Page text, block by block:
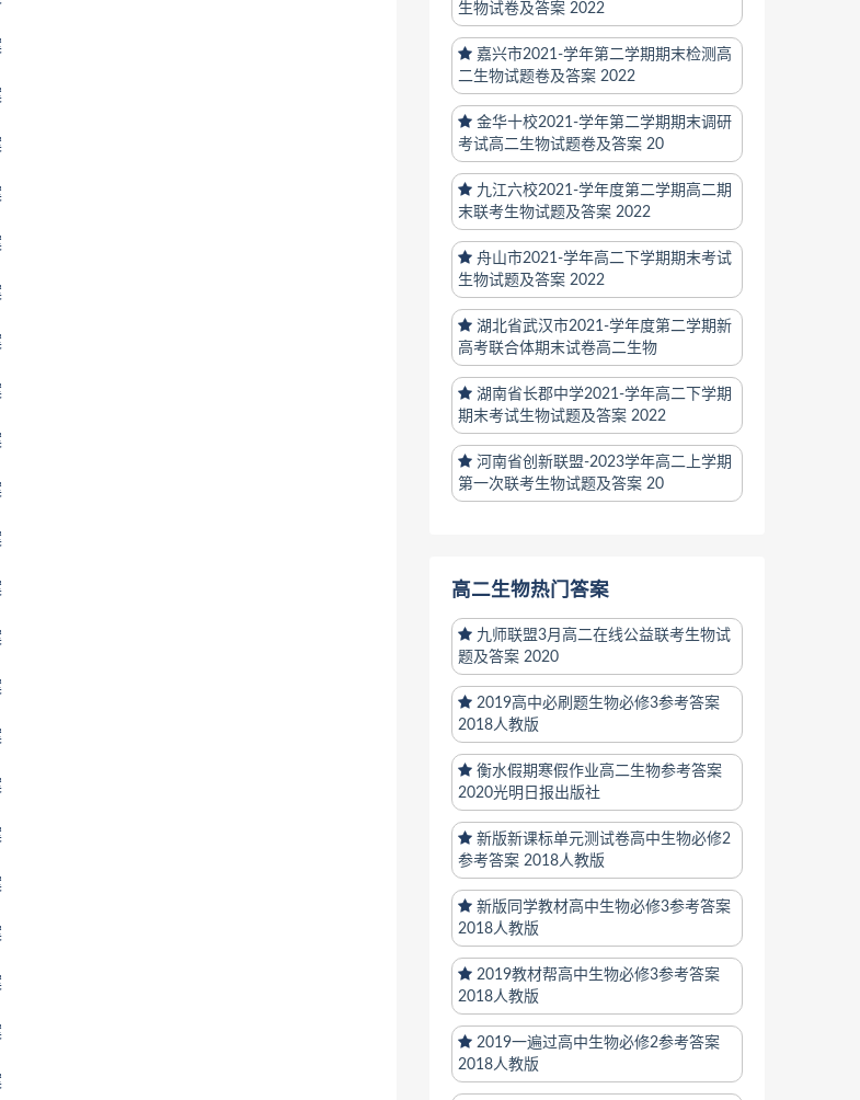
生物试卷及答案 2022
嘉兴市2021-学年第二学期期末检测高
二生物试题卷及答案 2022
金华十校2021-学年第二学期期末调研
考试高二生物试题卷及答案 20
九江六校2021-学年度第二学期高二期
末联考生物试题及答案 2022
舟山市2021-学年高二下学期期末考试
生物试题及答案 2022
湖北省武汉市2021-学年度第二学期新
高考联合体期末试卷高二生物
湖南省长郡中学2021-学年高二下学期
期末考试生物试题及答案 2022
河南省创新联盟-2023学年高二上学期
第一次联考生物试题及答案 20
高二生物热门答案
九师联盟3月高二在线公益联考生物试
题及答案 2020
2019高中必刷题生物必修3参考答案
2018人教版
衡水假期寒假作业高二生物参考答案
2020光明日报出版社
新版新课标单元测试卷高中生物必修2
参考答案 2018人教版
新版同学教材高中生物必修3参考答案
2018人教版
2019教材帮高中生物必修3参考答案
2018人教版
2019一遍过高中生物必修2参考答案
2018人教版